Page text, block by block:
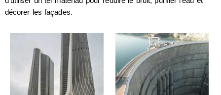
décorer les façades.